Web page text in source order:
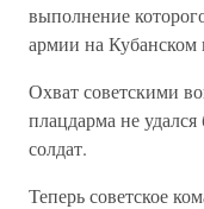
выполнение
армии на Кубанском
Охват советскими
плацдарма не
солдат.
Теперь советское